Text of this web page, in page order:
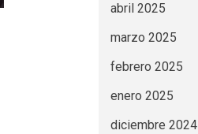
abril 2025
marzo 2025
febrero 2025
enero 2025
diciembre 2024